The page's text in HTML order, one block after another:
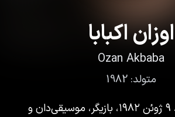
اوزان اکبابا
Ozan Akbaba
متولد: 1982
اوزان اکبابا، متولد ۹ ژوئن ۱۹۸۲، بازیگر، موسیقی‌دان و